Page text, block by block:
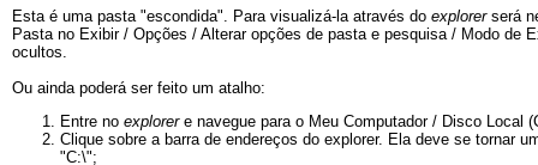
Esta é uma pasta "escondida". Para visualizá-la através do explorerserá
Pasta no Exibir / Opções / Alterar opções de pasta e pesquisa / Modo de
ocultos.
Ou ainda poderá ser feito um atalho:
Entre no explorere navegue para o Meu Computador / Disco Local
Clique sobre a barra de endereços do explorer. Ela deve se tornar
"C:\";